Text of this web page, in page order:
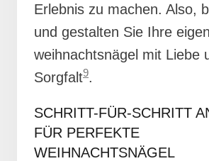
Erlebnis zu machen. Also,
und gestalten Sie Ihre
weihnachtsnägel mit Liebe
Sorgfalt9.
SCHRITT-FÜR-SCHRITT
FÜR PERFEKTE
WEIHNACHTSNÄGEL